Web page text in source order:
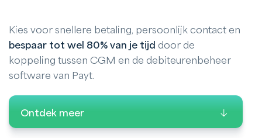
Kies voor snellere betaling, persoonlijk contact en
bespaar tot wel 80% van je tijd door de
koppeling tussen CGM en de debiteurenbeheer
software van Payt.
Ontdek meer